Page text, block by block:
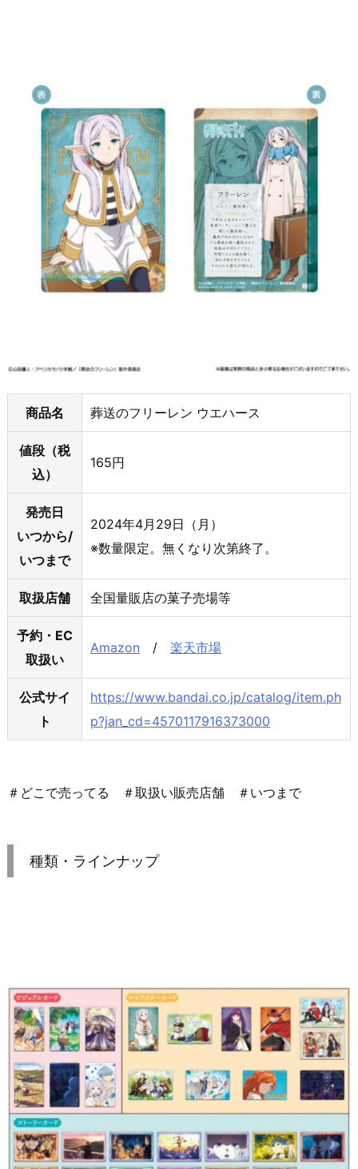
商品名 葬送のフリーレン ウエハース
値段（税
込）
165円
発売日
いつから/
いつまで
2024年4月29日（月）
※数量限定。無くなり次第終了。
取扱店舗 全国量販店の菓子売場等
予約・EC
取扱い
Amazon / 楽天市場
公式サイ
ト
https://www.bandai.co.jp/catalog/item.ph
p?jan_cd=4570117916373000
＃どこで売ってる ＃取扱い販売店舗 ＃いつまで
種類・ラインナップ